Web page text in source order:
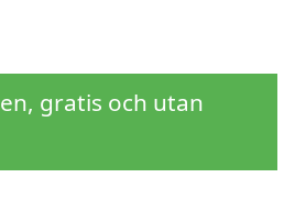
gratis och utan